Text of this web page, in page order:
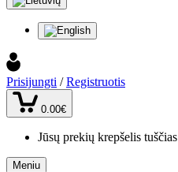
Prisijungti / Registruotis
0.00€
Jūsų prekių krepšelis tuščias
Meniu